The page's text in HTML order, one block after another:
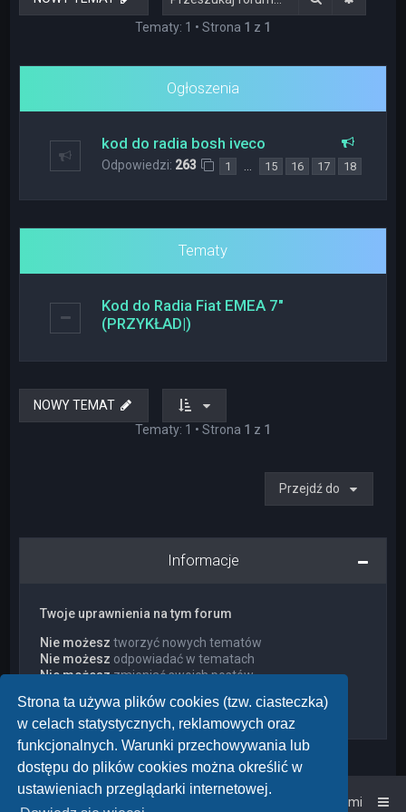
Strona ta używa plików cookies (tzw. ciasteczka)
w celach statystycznych, reklamowych oraz
funkcjonalnych. Warunki przechowywania lub
dostępu do plików cookies można określić w
ustawieniach przeglądarki internetowej.
Tematy: 1 • Strona 1 z 1
Ogłoszenia
kod do radia bosh iveco
Odpowiedzi: 263 1 … 15 16 17 18
Tematy
Kod do Radia Fiat EMEA 7"
(PRZYKŁAD|)
NOWY TEMAT
Tematy: 1 • Strona 1 z 1
Przejdź do
Informacje
Twoje uprawnienia na tym forum
Nie możesz tworzyć nowych tematów
Nie możesz odpowiadać w tematach
Nie możeszzmieniać swoich postów
Nie możeszdodawać załączników
Kontakt z nami